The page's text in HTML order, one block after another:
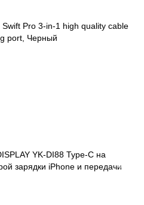
Pro 3-in-1 high quality cable
port, Черный